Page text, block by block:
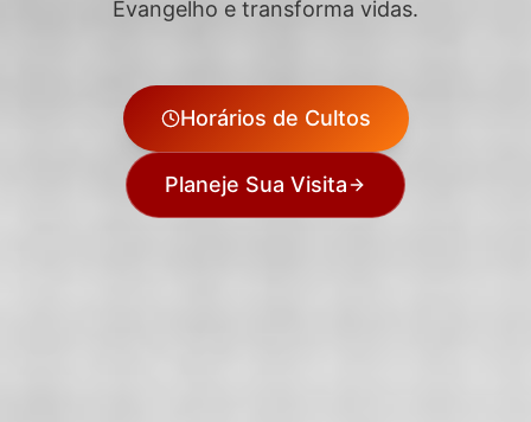
Evangelho e transforma vidas.
Horários de Cultos
Planeje Sua Visita